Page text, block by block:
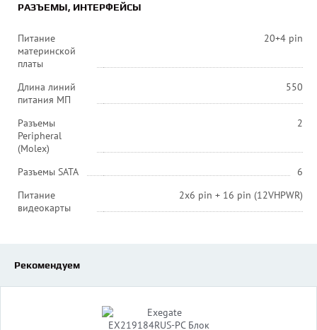
РАЗЪЕМЫ, ИНТЕРФЕЙСЫ
Питание
материнской
платы
20+4 pin
Длина линий
питания МП
550
Разъемы
Peripheral
(Molex)
2
Разъемы SATA
6
Питание
видеокарты
2х6 pin + 16 pin (12VHPWR)
Рекомендуем